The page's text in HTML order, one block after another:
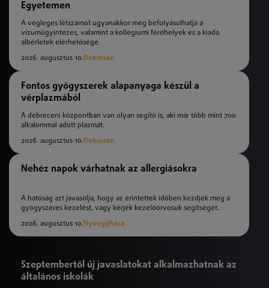
Egyetemen
A végleges létszámot ugyanakkor még befolyásolhatja a
vízumügyintézés, valamint a kollégiumi férőhelyek és a kiadó
albérletek elérhetősége.
2026. augusztus 10.Debrecen
Fontos gyógyszerek alapanyaga készül a
vérplazmából
A debreceni központban van olyan segítő is, aki már több mint 700
alkalommal adott plazmát.
2026. augusztus 10.Debrecen
Nehéz napok várhatnak az allergiásokra
A hatóság azt javasolja, hogy az érintettek időben kezdjék meg a
gyógyszeres kezelést, vagy kérjék kezelőorvosuk segítségét.
2026. augusztus 10. Nyíregyháza
Szeptembertől új javaslatokat alkalmazhatnak az
általános iskolák